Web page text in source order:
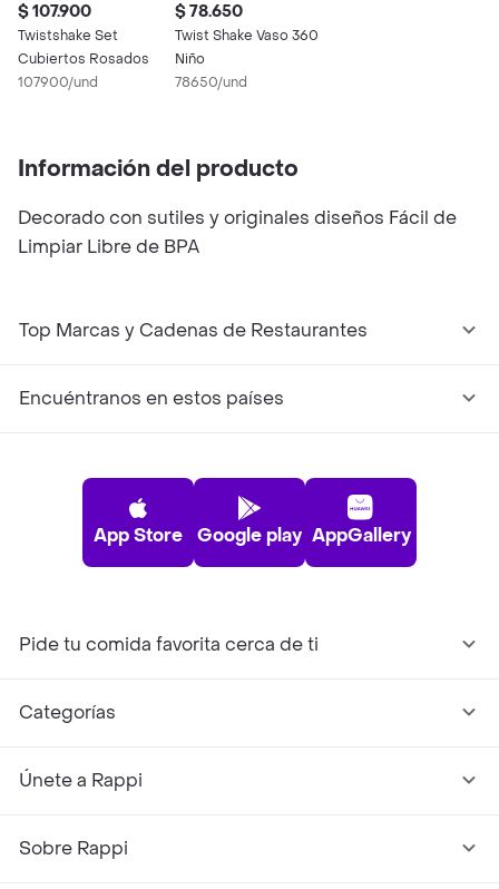
$ 107.900
Twistshake Set
Cubiertos Rosados
107900/und
$ 78.650
Twist Shake Vaso 360
Niño
78650/und
Información del producto
Decorado con sutiles y originales diseños Fácil de
Limpiar Libre de BPA
Top Marcas y Cadenas de Restaurantes
Encuéntranos en estos países
App Store Google play AppGallery
Pide tu comida favorita cerca de ti
Categorías
Únete a Rappi
Sobre Rappi